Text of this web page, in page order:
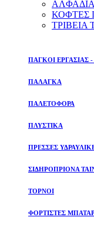
ΑΛΦΑΔΙΑ
ΚΟΦΤΕΣ
ΠΑΓΚΟΙ ΕΡΓΑΣΙΑΣ
ΠΑΛΑΓΚΑ
ΠΑΛΕΤΟΦΟΡΑ
ΠΛΥΣΤΙΚΑ
ΠΡΕΣΣΕΣ
ΣΙΔΗΡΟΠΡΙΟΝΑ
ΤΟΡΝΟΙ
ΦΟΡΤΙΣΤΕΣ